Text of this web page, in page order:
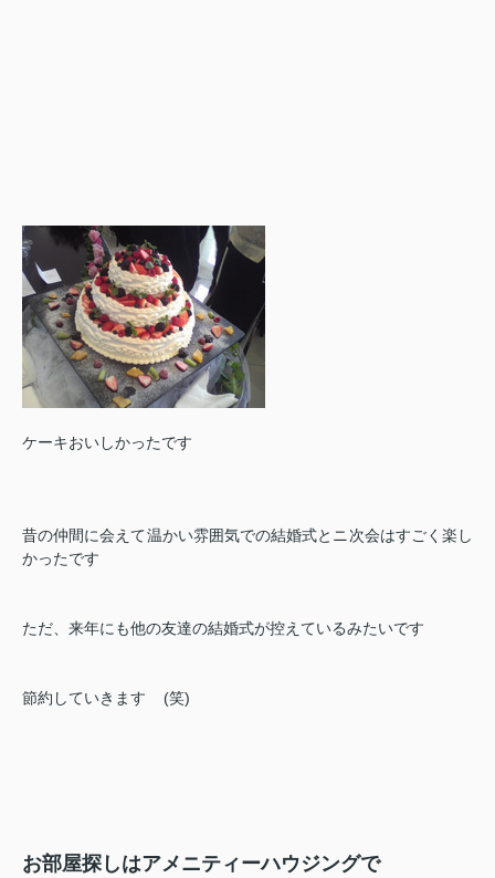
ケーキおいしかったです
昔の仲間に会えて温かい雰囲気での結婚式とニ次会はすごく楽し
かったです
ただ、来年にも他の友達の結婚式が控えているみたいです
節約していきます (笑)
お部屋探しはアメニティーハウジングで